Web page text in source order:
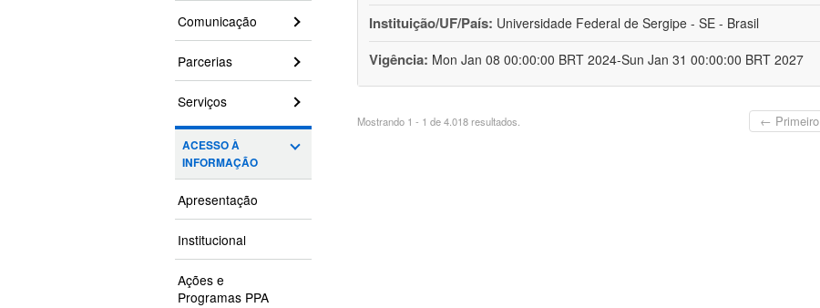
Comunicação
Parcerias
Serviços
ACESSO À
INFORMAÇÃO
Apresentação
Institucional
Ações e
Programas PPA
Instituição/UF/País: Universidade Federal de Sergipe - SE - Brasil
Vigência: Mon Jan 08 00:00:00 BRT 2024-Sun Jan 31 00:00:00 BRT 2027
Mostrando 1 - 1 de 4.018 resultados. ← Primeiro